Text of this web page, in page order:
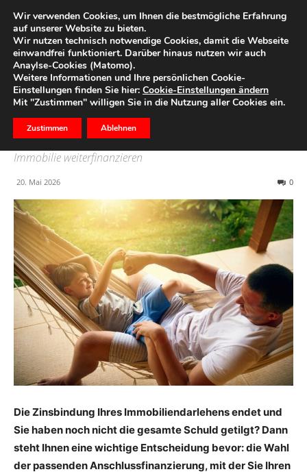
Start Immobilien
Anschlussfinanzierung:
Strategien für das Ende
Ihrer Zinsbindung
Immobilie weiterfinanzieren
20. Mai 2026 0
Die Zinsbindung Ihres Immobiliendarlehens endet und
Sie haben noch nicht die gesamte Schuld getilgt? Dann
steht Ihnen eine wichtige Entscheidung bevor: die Wahl
der passenden Anschlussfinanzierung, mit der Sie Ihren
Wir verwenden Cookies, um Ihnen die bestmögliche Erfahrung
auf unserer Website zu bieten.
Wir nutzen technisch notwendige Cookies, damit die Webseite
einwandfrei funktioniert. Darüber hinaus nutzen wir auch
Anaylse-Cookies (Matomo).
Weitere Informationen und Ihre persönlichen Cookie-
Einstellungen finden Sie hier: Cookie-Einstellungen ändern
Mit "Zustimmen" willigen Sie in die Nutzung aller Cookies ein.
Zustimmen Ablehnen